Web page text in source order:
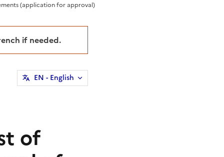
(application for approval)
if needed.
EN - English
of